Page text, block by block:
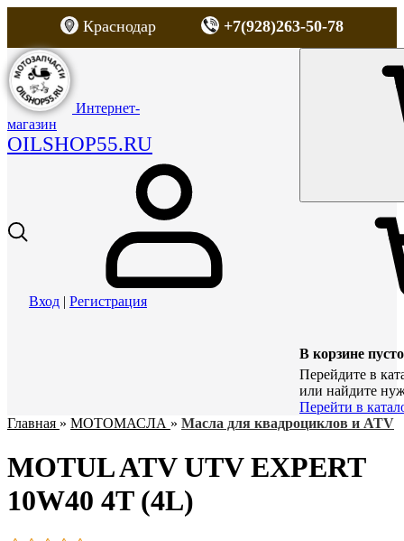
Краснодар +7(928)263-50-78
Интернет-
магазин
OILSHOP55.RU
Вход | Регистрация
В корзине пусто
Перейдите в
или найдите
Перейти в
Главная » МОТОМАСЛА » Масла для квадроциклов и ATV
MOTUL ATV UTV EXPERT
10W40 4T (4L)